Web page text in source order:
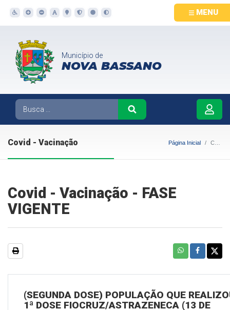
MENU
Município de
NOVA BASSANO
Covid - Vacinação Página Inicial Covid - Vacinação
Covid - Vacinação - FASE
VIGENTE
(SEGUNDA DOSE) POPULAÇÃO QUE
1ª DOSE FIOCRUZ/ASTRAZENECA (13 DE